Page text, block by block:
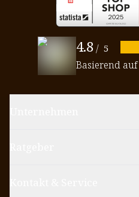
4.8 / 5
Basierend auf